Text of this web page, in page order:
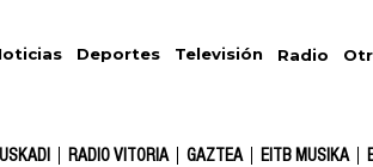
Deportes Televisión Radio
RADIO VITORIA GAZTEA EITB MUSIKA